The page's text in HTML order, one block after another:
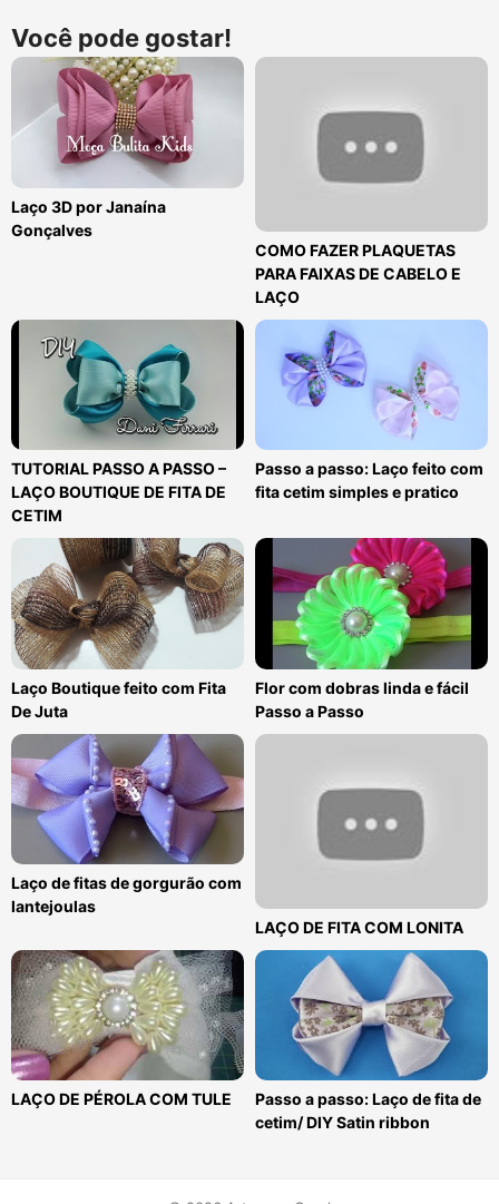
Você pode gostar!
Laço 3D por Janaína
Gonçalves
COMO FAZER PLAQUETAS
PARA FAIXAS DE CABELO E
LAÇO
TUTORIAL PASSO A PASSO –
LAÇO BOUTIQUE DE FITA DE
CETIM
Passo a passo: Laço feito com
fita cetim simples e pratico
Laço Boutique feito com Fita
De Juta
Flor com dobras linda e fácil
Passo a Passo
Laço de fitas de gorgurão com
lantejoulas
LAÇO DE FITA COM LONITA
LAÇO DE PÉROLA COM TULE
Passo a passo: Laço de fita de
cetim/ DIY Satin ribbon